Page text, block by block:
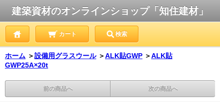
建築資材のオンラインショップ「知住建材」
カート 検索
ホーム ＞設備用グラスウール ＞ALK貼GWP ＞ALK貼
GWP25A×20t
前の商品へ 次の商品へ